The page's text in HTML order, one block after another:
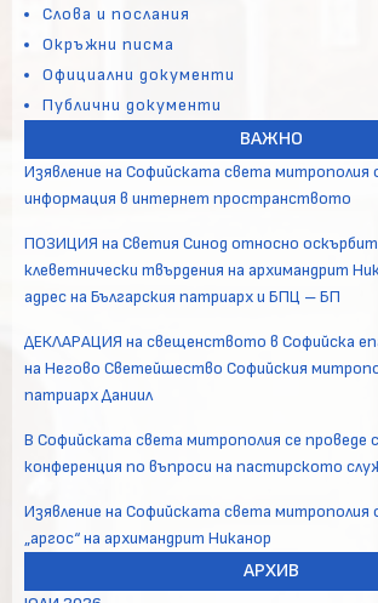
Слова и послания
Окръжни писма
Официални документи
Публични документи
ВАЖНО
Изявление на Софийската света митрополия
информация в интернет пространството
ПОЗИЦИЯ на Светия Синод относно
клеветнически твърдения на архимандрит
адрес на Българския патриарх и БПЦ – БП
ДЕКЛАРАЦИЯ на свещенството в Софийска
на Негово Светейшество Софийския
патриарх Даниил
В Софийската света митрополия се проведе
конференция по въпроси на пастирското
Изявление на Софийската света митрополия
„аргос“ на архимандрит Никанор
АРХИВ